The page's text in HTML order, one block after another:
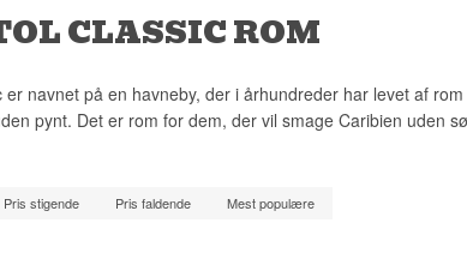
CLASSIC ROM
er navnet på en havneby, der i århundreder har levet af
pynt. Det er rom for dem, der vil smage Caribien uden
Pris stigende Pris faldende Mest populære